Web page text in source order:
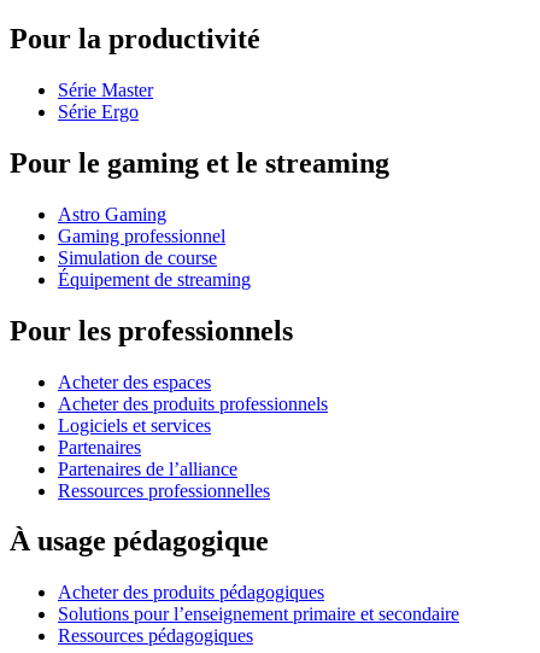
Pour la productivité
Série Master
Série Ergo
Pour le gaming et le streaming
Astro Gaming
Gaming professionnel
Simulation de course
Équipement de streaming
Pour les professionnels
Acheter des espaces
Acheter des produits professionnels
Logiciels et services
Partenaires
Partenaires de l’alliance
Ressources professionnelles
À usage pédagogique
Acheter des produits pédagogiques
Solutions pour l’enseignement primaire et secondaire
Ressources pédagogiques